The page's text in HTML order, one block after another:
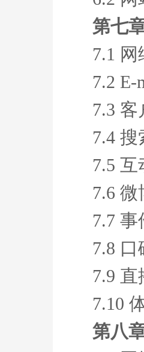
第七
7.1
7.2 E-
7.3
7.4
7.5
7.6
7.7
7.8
7.9
7.10
第八